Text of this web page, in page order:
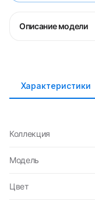
Описание модели
Характеристики
Коллекция
Модель
Цвет